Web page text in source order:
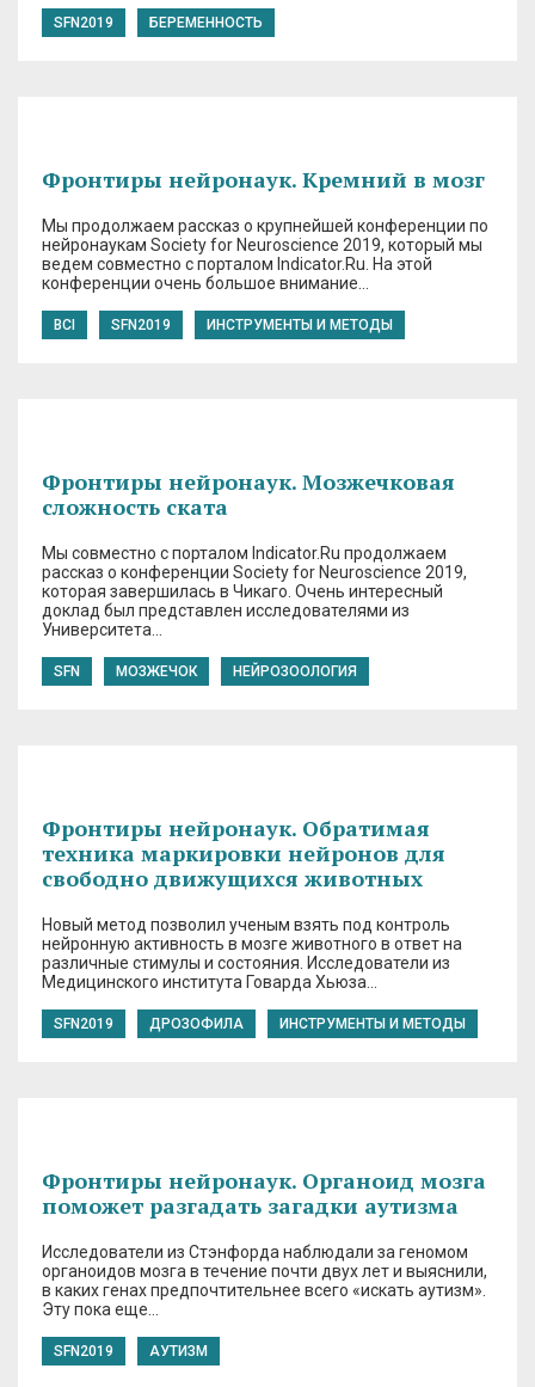
SFN2019 БЕРЕМЕННОСТЬ
Фронтиры нейронаук. Кремний в мозг
Мы продолжаем рассказ о крупнейшей конференции по
нейронаукам Society for Neuroscience 2019, который мы
ведем совместно с порталом Indicator.Ru. На этой
конференции очень большое внимание…
BCI SFN2019 ИНСТРУМЕНТЫ И МЕТОДЫ
Фронтиры нейронаук. Мозжечковая
сложность ската
Мы совместно с порталом Indicator.Ru продолжаем
рассказ о конференции Society for Neuroscience 2019,
которая завершилась в Чикаго. Очень интересный
доклад был представлен исследователями из
Университета…
SFN МОЗЖЕЧОК НЕЙРОЗООЛОГИЯ
Фронтиры нейронаук. Обратимая
техника маркировки нейронов для
свободно движущихся животных
Новый метод позволил ученым взять под контроль
нейронную активность в мозге животного в ответ на
различные стимулы и состояния. Исследователи из
Медицинского института Говарда Хьюза…
SFN2019 ДРОЗОФИЛА ИНСТРУМЕНТЫ И МЕТОДЫ
Фронтиры нейронаук. Органоид мозга
поможет разгадать загадки аутизма
Исследователи из Стэнфорда наблюдали за геномом
органоидов мозга в течение почти двух лет и выяснили,
в каких генах предпочтительнее всего «искать аутизм».
Эту пока еще…
SFN2019 АУТИЗМ